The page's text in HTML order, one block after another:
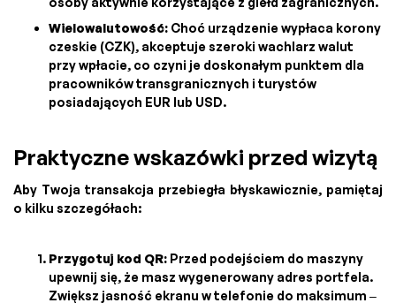
Wielowalutowość: Choć urządzenie wypłaca korony
czeskie (CZK), akceptuje szeroki wachlarz walut
przy wpłacie, co czyni je doskonałym punktem dla
pracowników transgranicznych i turystów
posiadających EUR lub USD.
Praktyczne wskazówki przed wizytą
Aby Twoja transakcja przebiegła błyskawicznie, pamiętaj
o kilku szczegółach:
Przygotuj kod QR: Przed podejściem do maszyny
upewnij się, że masz wygenerowany adres portfela.
Zwiększ jasność ekranu w telefonie do maksimum –